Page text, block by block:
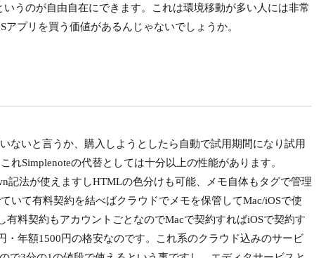
うのが自由自在にできます。これは環境移動が多い人には非常
プリを買う価値があるんじゃないでしょうか。
ないと言うか、購入しようとしたら自動で試用期間になり試用
れSimplenoteの代替としては十分以上の性能があります。
法が使えますしHTMLの色分けも可能、メモ自体もタグで管理
いて有料契約を結べばクラウドでメモを保管してMac/iOSで使
有料契約もアカウントごとなのでMacで契約すればiOSで契約す
・年額1500円の格安なのです。これ系のクラウド込みのサービ